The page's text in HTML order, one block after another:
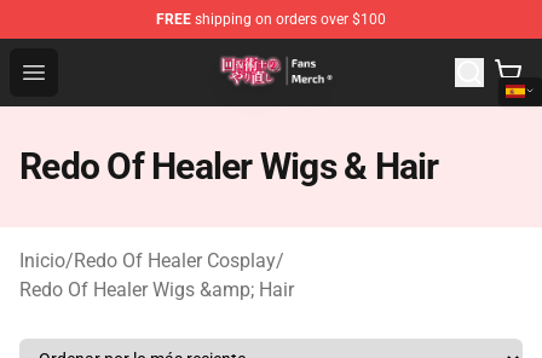
FREE shipping on orders over $100
Open menu
Redo Of Healer Store - Official Redo Of Healer
Redo Of Healer Wigs & Hair
Inicio/Redo Of Healer Cosplay/
Redo Of Healer Wigs &amp; Hair